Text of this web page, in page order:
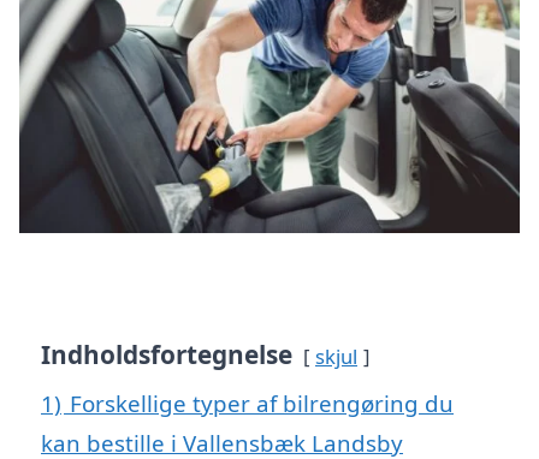
Indholdsfortegnelse skjul
1) Forskellige typer af bilrengøring du
kan bestille i Vallensbæk Landsby